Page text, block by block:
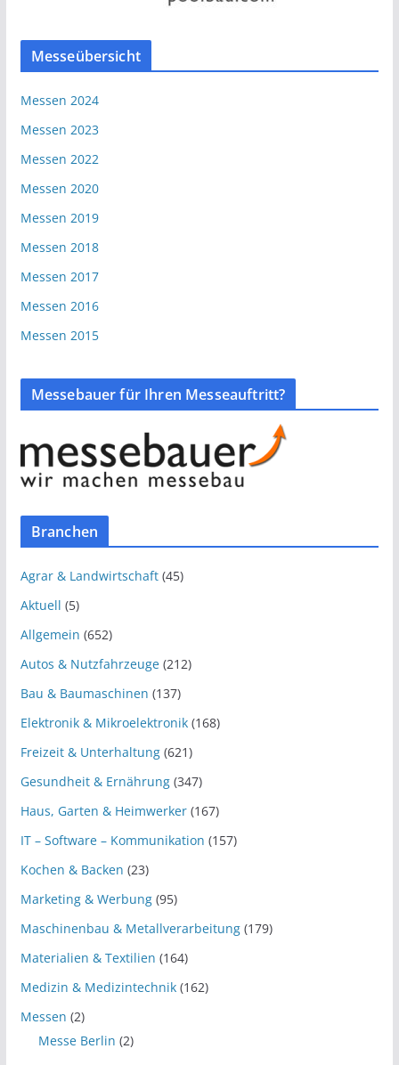
Messeübersicht
Messen 2024
Messen 2023
Messen 2022
Messen 2020
Messen 2019
Messen 2018
Messen 2017
Messen 2016
Messen 2015
Messebauer für Ihren Messeauftritt?
Branchen
Agrar & Landwirtschaft(45)
Aktuell (5)
Allgemein (652)
Autos & Nutzfahrzeuge(212)
Bau & Baumaschinen (137)
Elektronik & Mikroelektronik(168)
Freizeit & Unterhaltung(621)
Gesundheit & Ernährung(347)
Haus, Garten & Heimwerker(167)
IT – Software – Kommunikation (157)
Kochen & Backen (23)
Marketing & Werbung(95)
Maschinenbau & Metallverarbeitung(179)
Materialien & Textilien (164)
Medizin & Medizintechnik(162)
Messen (2)
Messe Berlin (2)